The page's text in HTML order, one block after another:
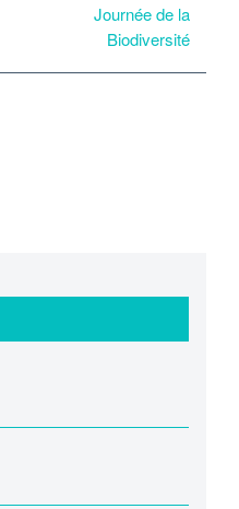
Journée de la
Biodiversité